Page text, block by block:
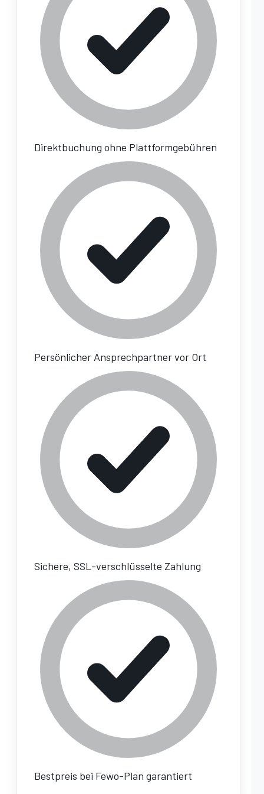
Direktbuchung ohne Plattformgebühren
Persönlicher Ansprechpartner vor Ort
Sichere, SSL-verschlüsselte Zahlung
Bestpreis bei Fewo-Plan garantiert